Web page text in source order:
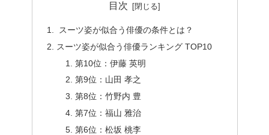
目次
スーツ姿が似合う俳優の条件とは？
スーツ姿が似合う俳優ランキング TOP10
第10位：伊藤 英明
第9位：山田 孝之
第8位：竹野内 豊
第7位：福山 雅治
第6位：松坂 桃李